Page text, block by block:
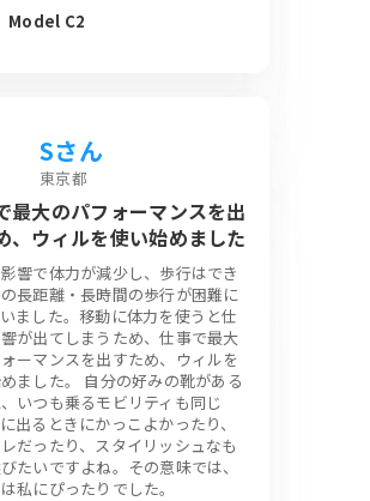
Model C2
Sさん
東京都
最大のパフォーマンスを出
、ウィルを使い始めました
響で体力が減少し、歩行はでき
長距離・長時間の歩行が困難に
ました。移動に体力を使うと仕
が出てしまうため、仕事で最大
ーマンスを出すため、ウィルを
ました。 自分の好みの靴がある
いつも乗るモビリティも同じ
出るときにかっこよかったり、
だったり、スタイリッシュなも
たいですよね。その意味では、
私にぴったりでした。